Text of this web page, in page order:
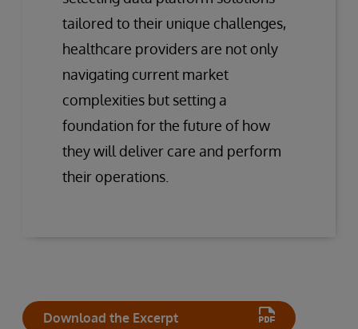
tailored to their unique challenges,
healthcare providers are not only
navigating current market
complexities but setting a
foundation for the future of how
they will deliver care and perform
their operations.
Download the Excerpt